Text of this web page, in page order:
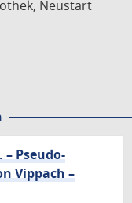
Neustart
– Pseudo-
Vippach –